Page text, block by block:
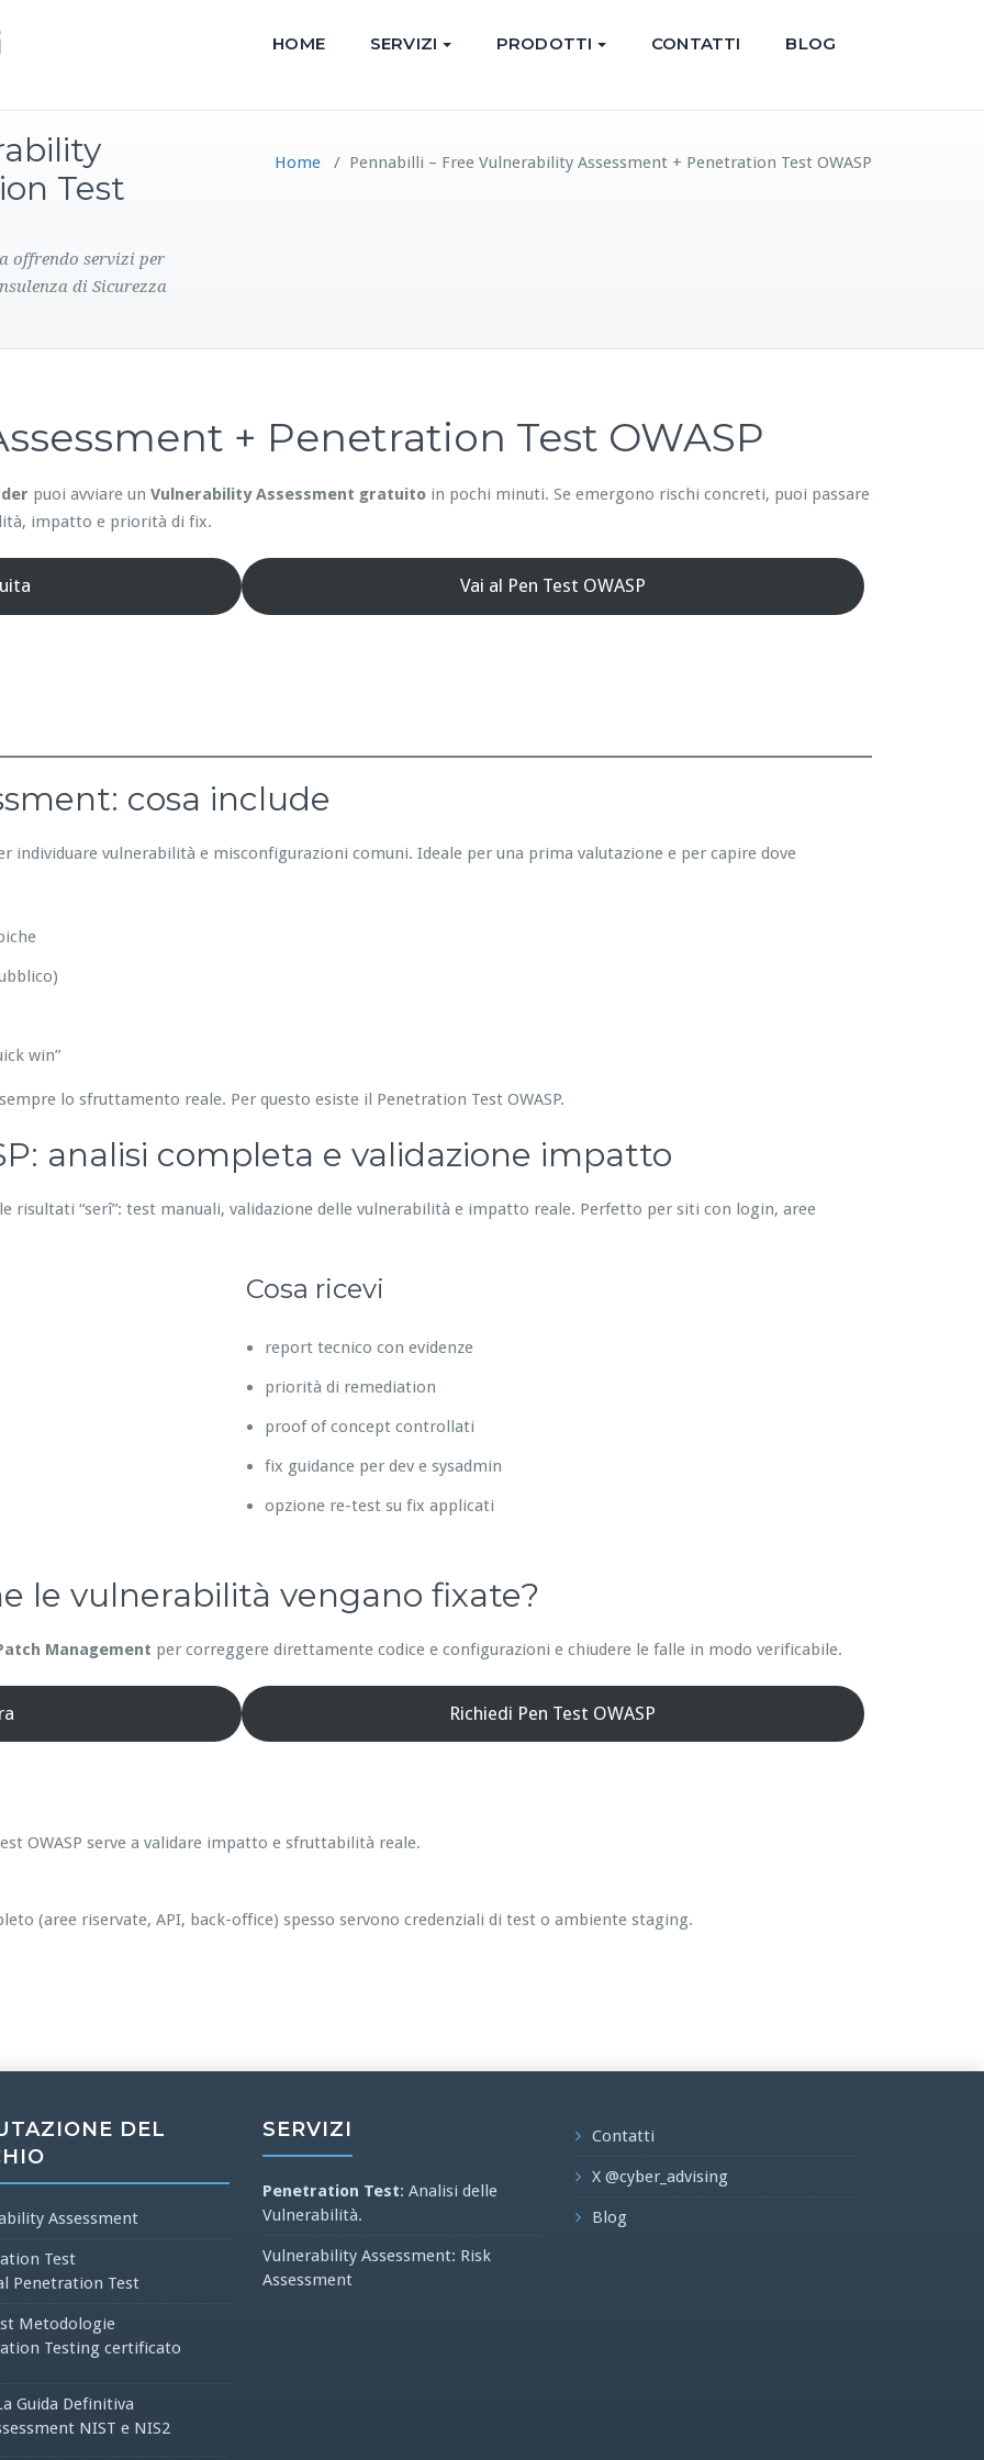
HOME SERVIZI PRODOTTI CONTATTI BLOG
Test
offrendo servizi per
di Sicurezza
Home / Pennabilli – Free Vulnerability Assessment + Penetration Test OWASP
+ Penetration Test OWASP
puoi avviare un Vulnerability Assessment gratuito in pochi minuti. Se emergono rischi concreti, puoi passare
impatto e priorità di fix.
Vai al Pen Test OWASP
cosa include
individuare vulnerabilità e misconfigurazioni comuni. Ideale per una prima valutazione e per capire dove
win”
lo sfruttamento reale. Per questo esiste il Penetration Test OWASP.
analisi completa e validazione impatto
risultati “serî”: test manuali, validazione delle vulnerabilità e impatto reale. Perfetto per siti con login, aree
Cosa ricevi
report tecnico con evidenze
priorità di remediation
proof of concept controllati
fix guidance per dev e sysadmin
opzione re-test su fix applicati
le vulnerabilità vengano fixate?
Management per correggere direttamente codice e configurazioni e chiudere le falle in modo verificabile.
Richiedi Pen Test OWASP
OWASP serve a validare impatto e sfruttabilità reale.
(aree riservate, API, back-office) spesso servono credenziali di test o ambiente staging.
DEL
Assessment
Test
Penetration Test
Metodologie
Testing certificato
Guida Definitiva
NIST e NIS2
SERVIZI
Penetration Test: Analisi delle
Vulnerabilità.
Vulnerability Assessment: Risk
Assessment
Contatti
X @cyber_advising
Blog